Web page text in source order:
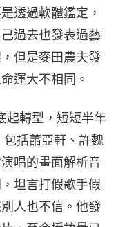
透過軟體鑑定，
過去也發表過藝
但是麥田農夫發
運大不相同。
起轉型，短短半年
括蕭亞軒、許魏
唱的畫面解析音
坦言打假歌手假
人也不信。他發